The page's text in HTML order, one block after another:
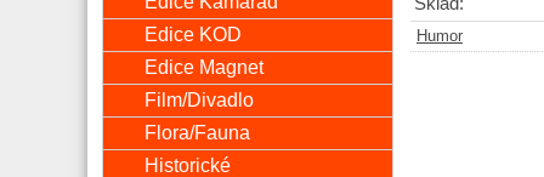
Humor
Edice KOD
Edice Magnet
Film/Divadlo
Flora/Fauna
Historické